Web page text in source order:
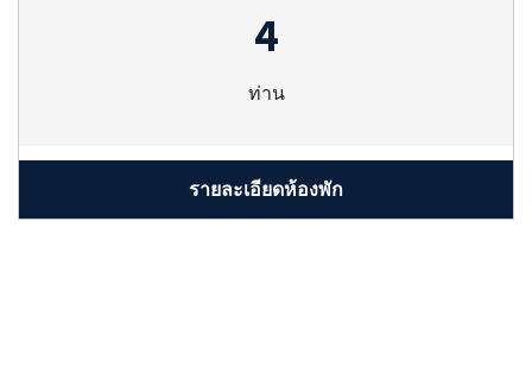
4
ท่าน
รายละเอียดห้องพัก